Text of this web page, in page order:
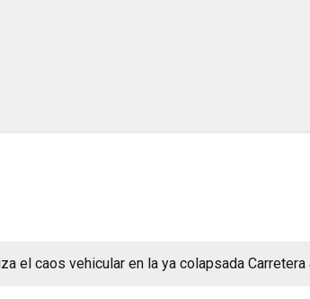
en la ya colapsada Carretera a Masaya